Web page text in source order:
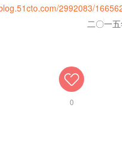
2992083/
二〇一
0